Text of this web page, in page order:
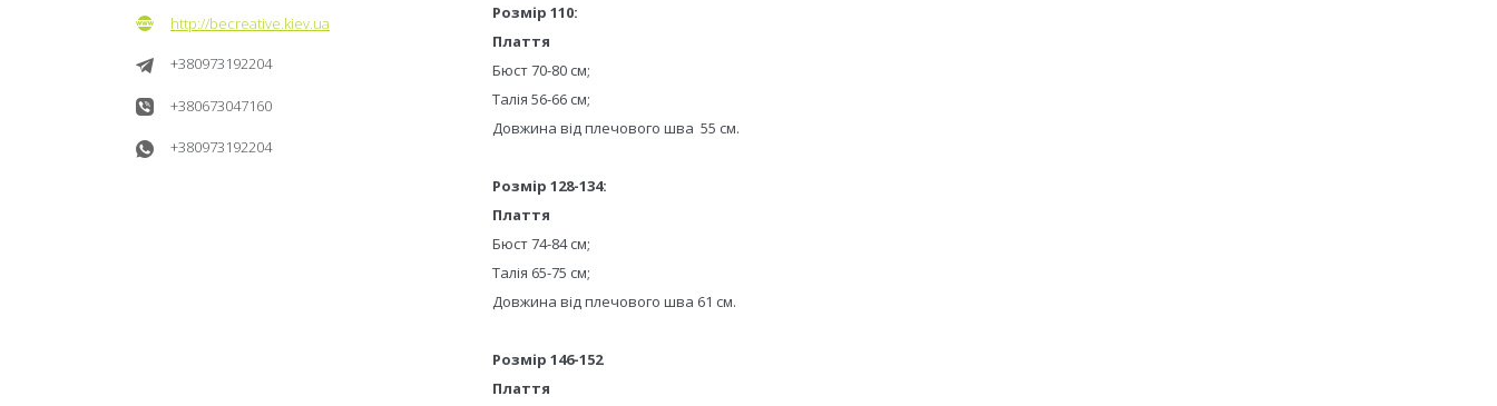
Розмір 110:
Плаття
Бюст 70-80 см;
Талія 56-66 см;
Довжина від плечового шва 55 см.
Розмір 128-134:
Плаття
Бюст 74-84 см;
Талія 65-75 см;
Довжина від плечового шва 61 см.
Розмір 146-152
Плаття
http://becreative.kiev.ua
+380973192204
+380673047160
+380973192204